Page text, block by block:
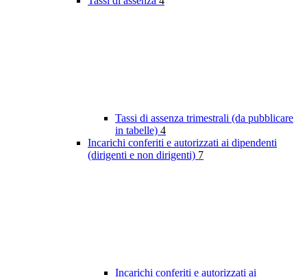
Tassi di assenza trimestrali (da pubblicare
in tabelle) 4
Incarichi conferiti e autorizzati ai dipendenti
(dirigenti e non dirigenti) 7
Incarichi conferiti e autorizzati ai